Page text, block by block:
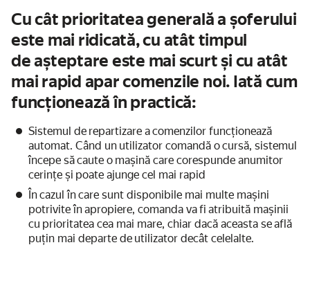
Cu cât prioritatea generală a șoferului
este mai ridicată, cu atât timpul
de așteptare este mai scurt și cu atât
mai rapid apar comenzile noi. Iată cum
funcționează în practică:
Sistemul de repartizare a comenzilor funcționează
automat. Când un utilizator comandă o cursă, sistemul
începe să caute o mașină care corespunde anumitor
cerințe și poate ajunge cel mai rapid
În cazul în care sunt disponibile mai multe mașini
potrivite în apropiere, comanda va fi atribuită mașinii
cu prioritatea cea mai mare, chiar dacă aceasta se află
puțin mai departe de utilizator decât celelalte.